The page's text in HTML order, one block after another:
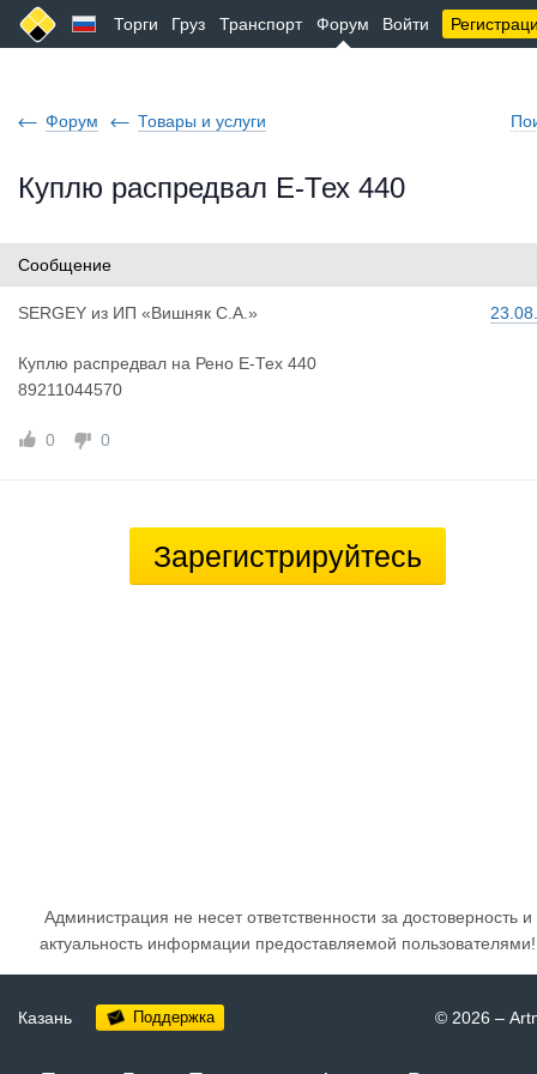
Торги Груз Транспорт Форум Войти
Форум Товары и услуги
Куплю распредвал Е-Тех 440
Сообщение
SERGEY из ИП «Вишняк С.А.»
Куплю распредвал на Рено Е-Тех 440
89211044570
0 0
Зарегистрируйтесь
Администрация не несет ответственности за достоверность и
актуальность информации предоставляемой пользователями!
Казань Поддержка © 2026 –